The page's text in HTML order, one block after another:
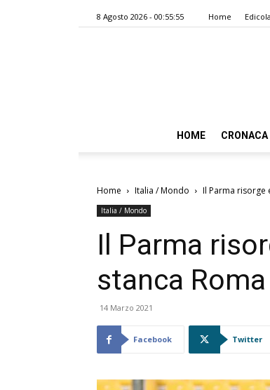
8 Agosto 2026 - 00:55:55 Home
HOME CRONACA
Home Italia / Mondo Il Parma risorge
Italia / Mondo
Il Parma
stanca Roma
14 Marzo 2021
Facebook Twitter